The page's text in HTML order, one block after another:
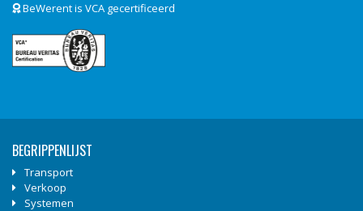
BeWerent is VCA gecertificeerd
BEGRIPPENLIJST
Transport
Verkoop
Systemen